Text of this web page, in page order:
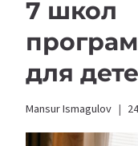
7 школ
для
Mansur Ismagulov